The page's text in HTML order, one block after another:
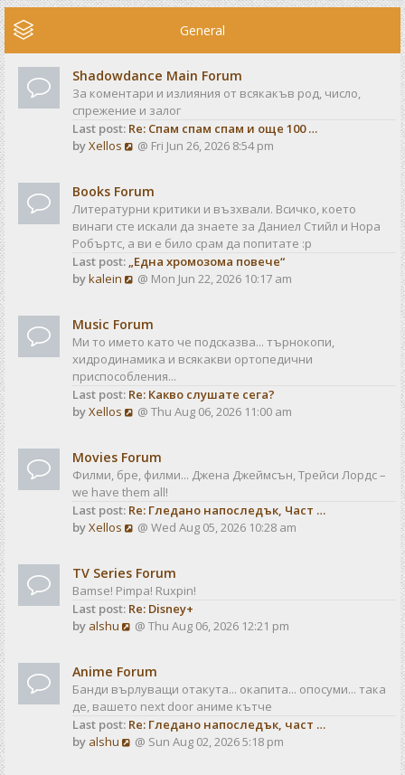
e
e
l
a
t
e
p
o
s
General
Shadowdance Main Forum
За коментари и излияния от всякакъв род, число,
спрежение и залог
Last post: Re: Спам спам спам и още 100 …
byXellos
V
w
t
h
e
l
a
s
t
p
o
s
@ Fri Jun 26, 2026 8:54 pm
Books Forum
Литературни критики и възхвали. Всичко, което
винаги сте искали да знаете за Даниел Стийл и Нора
Робъртс, а ви е било срам да попитате :р
Last post: „Една хромозома повече“
bykalein
V
w
t
h
e
l
a
s
t
p
o
s
@ Mon Jun 22, 2026 10:17 am
Music Forum
Ми то името като че подсказва... търнокопи,
хидродинамика и всякакви ортопедични
приспособления...
Last post: Re: Какво слушате сега?
byXellos
V
w
t
h
e
t
e
s
t
p
s
t
@ Thu Aug 06, 2026 11:00 am
Movies Forum
Филми, бре, филми... Джена Джеймсън, Трейси Лордс –
we have them all!
Last post: Re: Гледано напоследък, Част …
byXellos
V
w
t
h
e
e
s
t
p
@ Wed Aug 05, 2026 10:28 am
TV Series Forum
Bamse! Pimpa! Ruxpin!
Last post: Re: Disney+
by alshu
V
w
t
h
e
@ Thu Aug 06, 2026 12:21 pm
Anime Forum
Банди върлуващи отакута... окапита... опосуми... така
де, вашето next door аниме кътче
Last post: Re: Гледано напоследък, част …
by alshu
V@ Sun Aug 02, 2026 5:18 pm